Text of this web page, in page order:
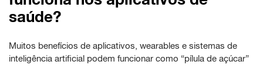
saúde?
Muitos benefícios de aplicativos, wearables e sistemas de
inteligência artificial podem funcionar como “pílula de açúcar”